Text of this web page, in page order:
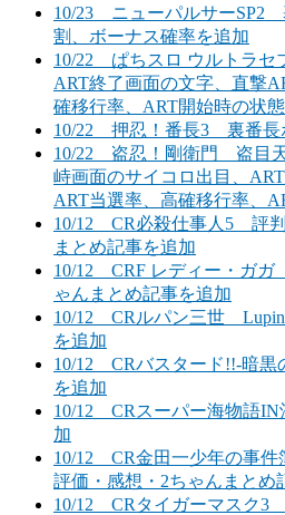
10/23 ニューパルサーSP2
割、ボーナス確率を追加
10/22 ぱちスロ ウルトラセ
ART終了画面の文字、直撃
確移行率、ART開始時の状
10/22 押忍！番長3 裏番長
10/22 盗忍！剛衛門 盗目
峙画面のサイコロ出目、
ART当選率、高確移行率、
10/12 CR必殺仕事人5 評
まとめ記事を追加
10/12 CRF レディー・ガ
ゃんまとめ記事を追加
10/12 CRルパン三世
を追加
10/12 CRバスタード!!-暗
を追加
10/12 CRスーパー海物語
加
10/12 CR金田一少年の事
評価・感想・2ちゃんまとめ
10/12 CRタイガーマスク3